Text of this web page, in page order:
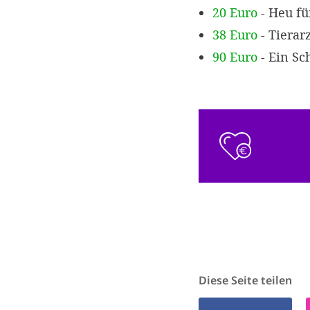
20 Euro - Heu
38 Euro -
90 Euro - Ein
Diese Seite teilen